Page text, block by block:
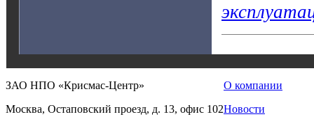
ЗАО НПО «Крисмас-Центр»
Москва, Остаповский проезд, д. 13, офис 102
О компании
Новости